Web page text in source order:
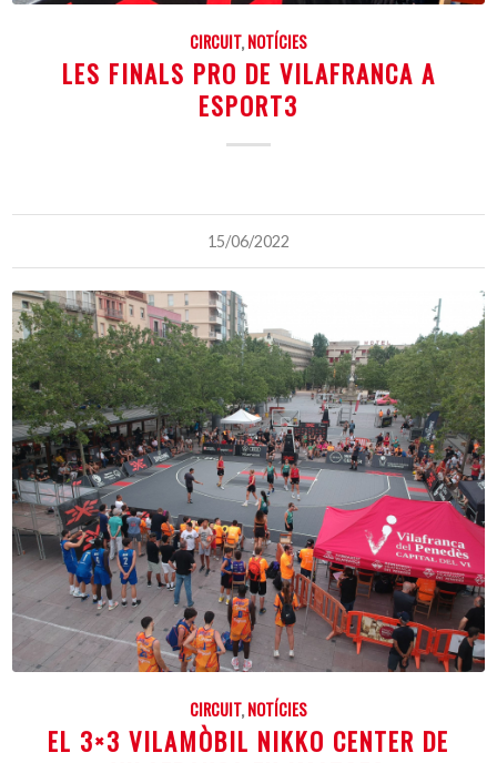
CIRCUIT,NOTÍCIES
LES FINALS PRO DE VILAFRANCA A
ESPORT3
15/06/2022
CIRCUIT,NOTÍCIES
EL 3×3 VILAMÒBIL NIKKO CENTER DE